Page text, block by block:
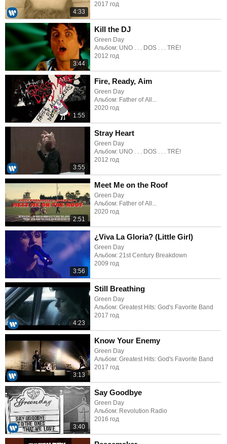
4:33
2017 год
3:44
Kill the DJ
Green Day
Альбом: UNO . . . DOS . . . TRÉ!
2012 год
1:55
Fire, Ready, Aim
Green Day
Альбом: Father of All...
2020 год
3:55
Stray Heart
Green Day
Альбом: UNO . . . DOS . . . TRÉ!
2012 год
2:51
Meet Me on the Roof
Green Day
Альбом: Father of All...
2020 год
3:56
¿Viva La Gloria? (Little Girl)
Green Day
Альбом: 21st Century Breakdown
2009 год
4:23
Still Breathing
Green Day
Альбом: Greatest Hits: God's Favorite Band
2017 год
3:13
Know Your Enemy
Green Day
Альбом: Greatest Hits: God's Favorite Band
2017 год
3:40
Say Goodbye
Green Day
Альбом: Revolution Radio
2016 год